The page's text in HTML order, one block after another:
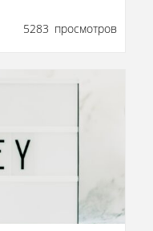
5283 просмотров